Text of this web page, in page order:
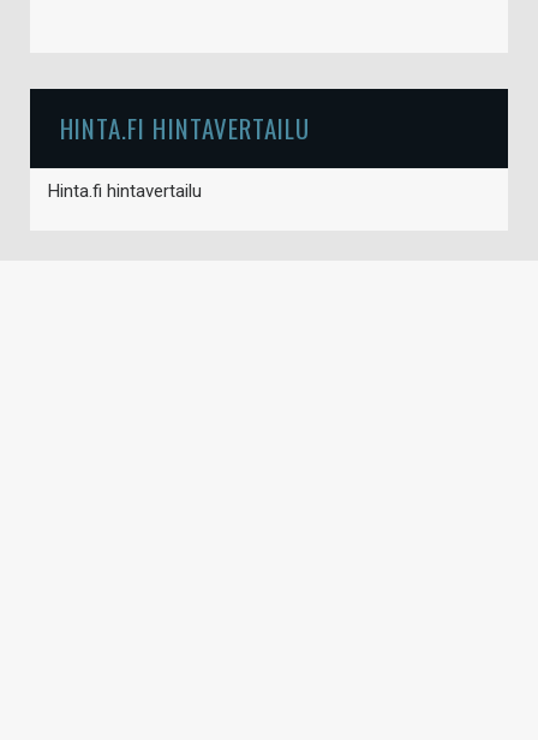
HINTA.FI HINTAVERTAILU
Hinta.fi hintavertailu